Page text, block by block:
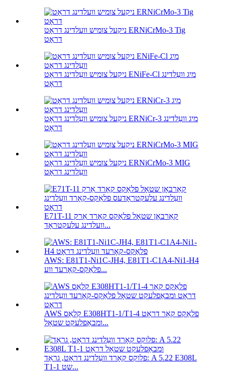
ניקעל צומיש וועלדינג דראָט ERNiCrMo-3 Tig
דראָט
ניקעל צומיש וועַלדינג דראָט ENiFe-Cl מיג וועַלדינג
דראָט
ניקעל צומיש וועַלדינג דראָט ERNiCr-3 מיג וועַלדינג
דראָט
ניקעל צומיש וועַלדינג דראָט ERNiCrMo-3 MIG
וועַלדינג דראָט
E71T-11 קאַרבאָן שטאָל פלאַקס קאָרד אַרק
וועלדינג עלעקטראָד...
AWS: E81T1-Ni1C-JH4, E81T1-C1A4-Ni1-H4
פלאַקס-קאָרעד ווע...
AWS קלאַס E308HT1-1/T1-4 פלאַקס קאָר דראָט
ומבאַפלעקט שטאָל...
פלוקס קאָרד וועַלדינג דראָט, גראַד: A 5.22 E308L
T1-1 שט...